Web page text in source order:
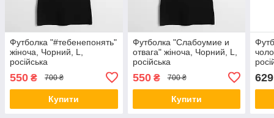
Футболка "#тебенепонять"
жіноча, Чорний, L,
російська
550 ₴ 700 ₴
Купити
Футболка "Слабоумие и
отвага" жіноча, Чорний, L,
російська
550₴ 700 ₴
Купити
629